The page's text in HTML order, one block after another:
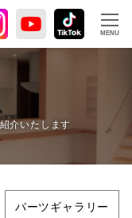
MENU
パーツギャラリー